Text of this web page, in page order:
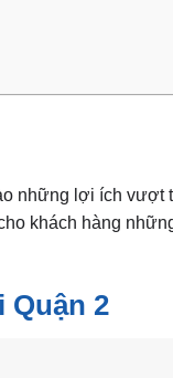
những lợi ích vượt
khách hàng
Quận 2